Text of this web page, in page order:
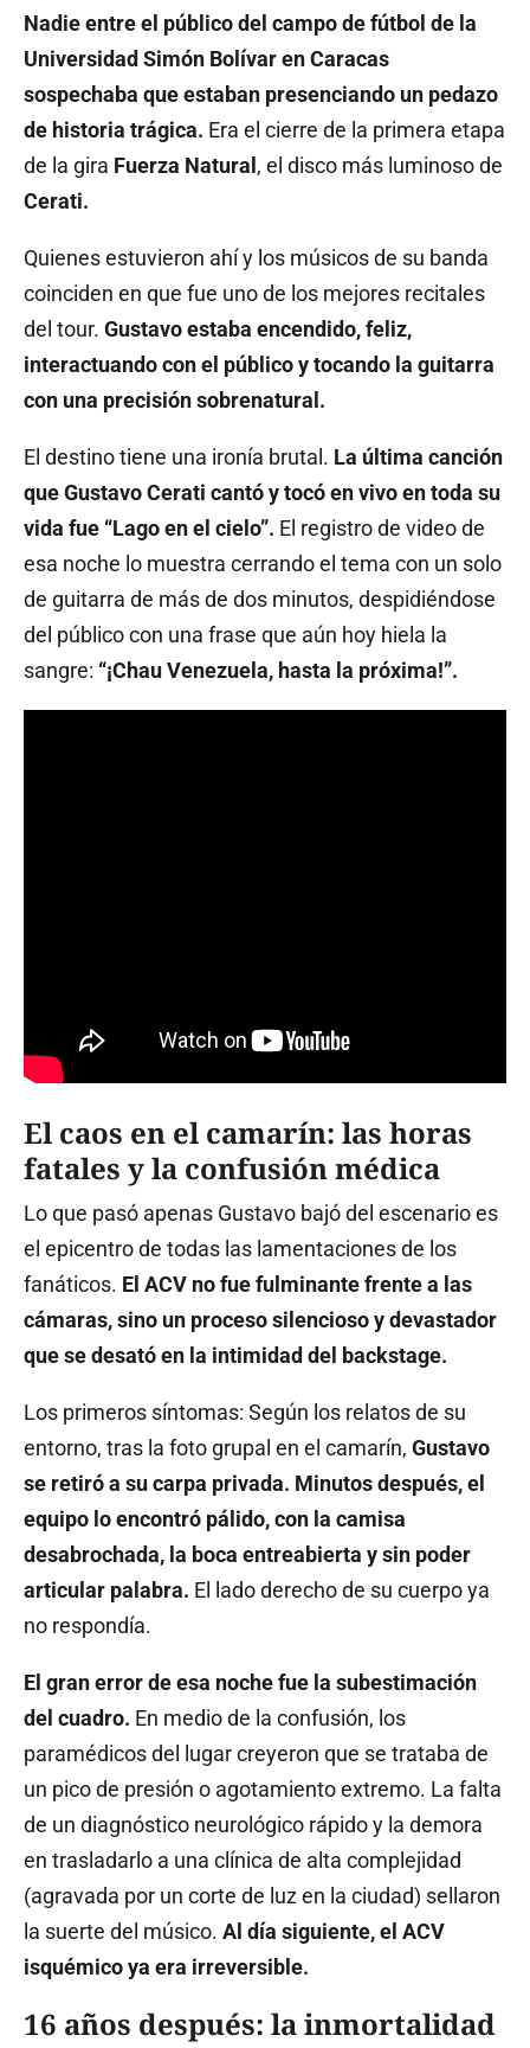
Nadie entre el público del campo de fútbol de la
Universidad Simón Bolívar en Caracas
sospechaba que estaban presenciando un pedazo
de historia trágica. Era el cierre de la primera etapa
de la gira Fuerza Natural , el disco más luminoso de
Cerati.
Quienes estuvieron ahí y los músicos de su banda
coinciden en que fue uno de los mejores recitales
del tour. Gustavo estaba encendido, feliz,
interactuando con el público y tocando la guitarra
con una precisión sobrenatural.
El destino tiene una ironía brutal. La última canción
que Gustavo Cerati cantó y tocó en vivo en toda su
vida fue “Lago en el cielo”. El registro de video de
esa noche lo muestra cerrando el tema con un solo
de guitarra de más de dos minutos, despidiéndose
del público con una frase que aún hoy hiela la
sangre: “¡Chau Venezuela, hasta la próxima!”.
El caos en el camarín: las horas
fatales y la confusión médica
Lo que pasó apenas Gustavo bajó del escenario es
el epicentro de todas las lamentaciones de los
fanáticos. El ACV no fue fulminante frente a las
cámaras, sino un proceso silencioso y devastador
que se desató en la intimidad del backstage.
Los primeros síntomas: Según los relatos de su
entorno, tras la foto grupal en el camarín, Gustavo
se retiró a su carpa privada. Minutos después, el
equipo lo encontró pálido, con la camisa
desabrochada, la boca entreabierta y sin poder
articular palabra. El lado derecho de su cuerpo ya
no respondía.
El gran error de esa noche fue la subestimación
del cuadro. En medio de la confusión, los
paramédicos del lugar creyeron que se trataba de
un pico de presión o agotamiento extremo. La falta
de un diagnóstico neurológico rápido y la demora
en trasladarlo a una clínica de alta complejidad
(agravada por un corte de luz en la ciudad) sellaron
la suerte del músico. Al día siguiente, el ACV
isquémico ya era irreversible.
16 años después: la inmortalidad